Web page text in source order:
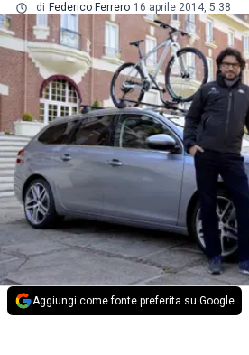
di Federico Ferrero 16 aprile 2014, 5.38
Aggiungi come fonte preferita su Google